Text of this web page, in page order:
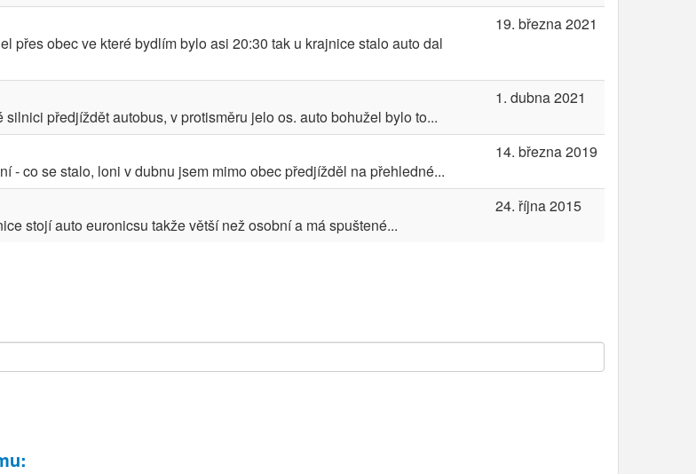
přes obec ve které bydlím bylo asi 20:30 tak u krajnice stalo auto dal
19. března 2021
předjíždět autobus, v protisměru jelo os. auto bohužel bylo to...
1. dubna 2021
- co se stalo, loni v dubnu jsem mimo obec předjížděl na přehledné...
14. března 2019
stojí auto euronicsu takže větší než osobní a má spuštené...
24. října 2015
: